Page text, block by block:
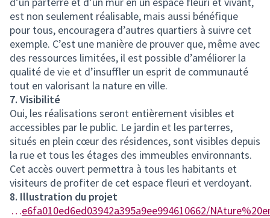
est non seulement réalisable, mais aussi bénéfique
pour tous, encouragera d’autres quartiers à suivre cet
exemple. C’est une manière de prouver que, même avec
des ressources limitées, il est possible d’améliorer la
qualité de vie et d’insuffler un esprit de communauté
tout en valorisant la nature en ville.
7. Visibilité
Oui, les réalisations seront entièrement visibles et
accessibles par le public. Le jardin et les parterres,
situés en plein cœur des résidences, sont visibles depuis
la rue et tous les étages des immeubles environnants.
Cet accès ouvert permettra à tous les habitants et
visiteurs de profiter de cet espace fleuri et verdoyant.
8. Illustration du projet
https://participer.lausanne.ch/rails/active_storage/blobs/redirect/eyJfcmFpbHMiOnsibWVzc2FnZSI6IkJBaHBBaWdjIiwiZXhwIjpudWxsLCJwdXIiOiJibG9iX2lkIn19--5a4a8ae6fa010ed6ed03942a395a9ee994610662/NAture%20en%20ville.docx